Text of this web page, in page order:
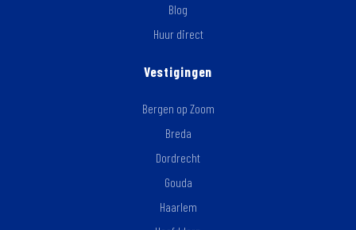
Blog
Huur direct
Vestigingen
Bergen op Zoom
Breda
Dordrecht
Gouda
Haarlem